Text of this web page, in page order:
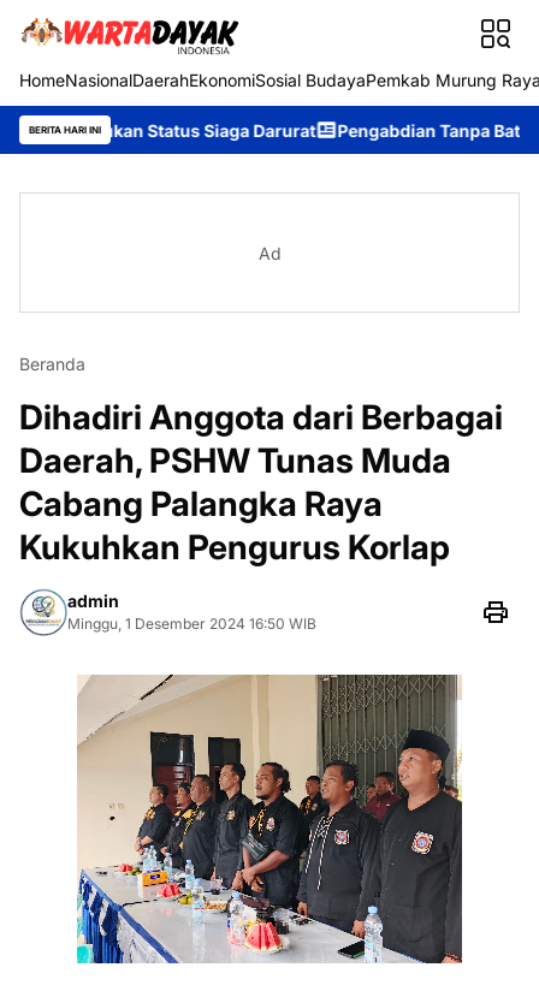
HomeNasionalDaerahEkonomiSosial BudayaPemkab Murung
BERITA HARI INI
Status Siaga Darurat Pengabdian Tanpa Batas, Purna
Ad
Beranda
Dihadiri Anggota dari Berbagai
Daerah, PSHW Tunas Muda
Cabang Palangka Raya
Kukuhkan Pengurus Korlap
admin
Minggu, 1 Desember 2024 16:50 WIB